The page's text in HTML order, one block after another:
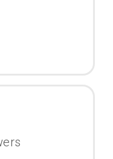
Hizmeti